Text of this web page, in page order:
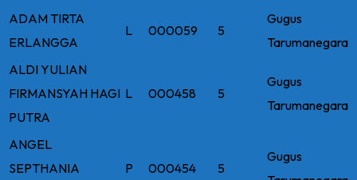
ADAM TIRTA
ERLANGGA
L 000059 5
Gugus
Tarumanegara
ALDI YULIAN
FIRMANSYAH HAGI
PUTRA
L 000458 5
Gugus
Tarumanegara
ANGEL
SEPTHANIA
P 000454 5
Gugus